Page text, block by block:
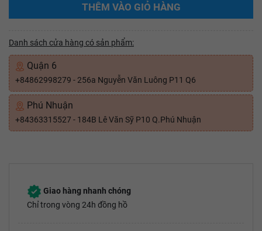
THÊM VÀO GIỎ HÀNG
Danh sách cửa hàng có sản phẩm:
Quận 6
+84862998279 - 256a Nguyễn Văn Luông P11 Q6
Phú Nhuận
+84363315527 - 184B Lê Văn Sỹ P10 Q.Phú Nhuận
Giao hàng nhanh chóng
Chỉ trong vòng 24h đồng hồ